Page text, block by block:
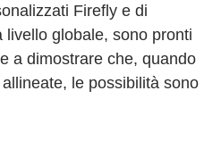
Firefly e di
globale, sono pronti
a dimostrare che, quando
le possibilità sono